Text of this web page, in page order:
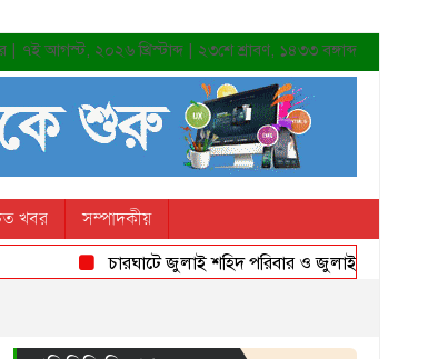
৭ই আগস্ট, ২০২৬ খ্রিস্টাব্দ | ২৩শে শ্রাবণ, ১৪৩৩ বঙ্গাব্দ
খবর সম্পাদকীয়
চারঘাটে জুলাই শহিদ পরিবার ও জুলাই যোদ্ধাদের